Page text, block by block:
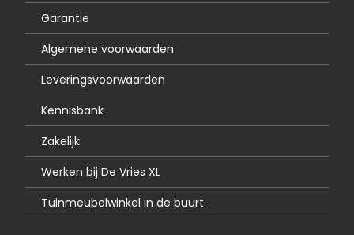
Garantie
Algemene voorwaarden
Leveringsvoorwaarden
Kennisbank
Zakelijk
Werken bij De Vries XL
Tuinmeubelwinkel in de buurt